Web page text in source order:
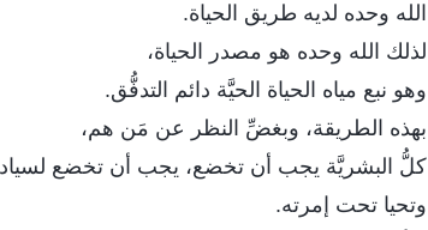
الله وحده لديه طريق الحياة.
لذلك الله وحده هو مصدر الحياة،
وهو نبع مياه الحياة الحيَّة دائم التدفُّق.
بهذه الطريقة، وبغضِّ النظر عن مَن هم،
كلُّ البشريَّة يجب أن تخضع، يجب أن تخضع لسيادة
وتحيا تحت إمرته.